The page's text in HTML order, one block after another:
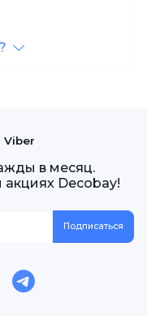
Viber
в месяц.
Decobay!